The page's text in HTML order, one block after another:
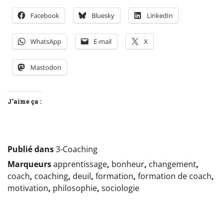
Facebook Bluesky LinkedIn
WhatsApp E-mail X
Mastodon
J’aime ça :
Publié dans3-Coaching
Marqueursapprentissage, bonheur, changement,
coach, coaching, deuil, formation, formation de coach,
motivation, philosophie, sociologie